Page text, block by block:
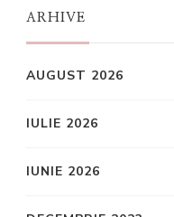
ARHIVE
AUGUST 2026
IULIE 2026
IUNIE 2026